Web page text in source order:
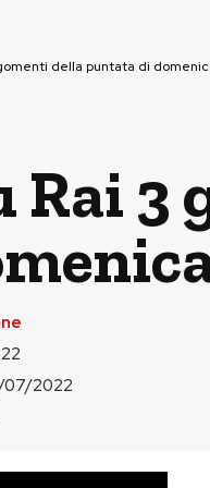
della puntata di
Rai 3
07/2022